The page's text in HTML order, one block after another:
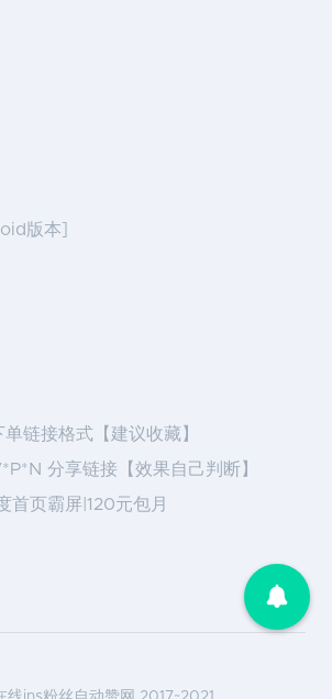
版本]
链接格式【建议收藏】
分享链接【效果自己判断】
首页霸屏|120元包月